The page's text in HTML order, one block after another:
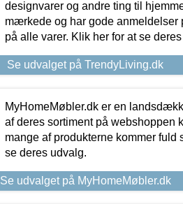
designvarer og andre ting til
mærkede og har gode anmeldelser
på alle varer. Klik her for at se
Se udvalget på TrendyLiving.dk
MyHomeMøbler.dk er en
af deres sortiment på webshoppen
mange af produkterne kommer fuld
se deres udvalg.
Se udvalget på MyHomeMøbler.dk